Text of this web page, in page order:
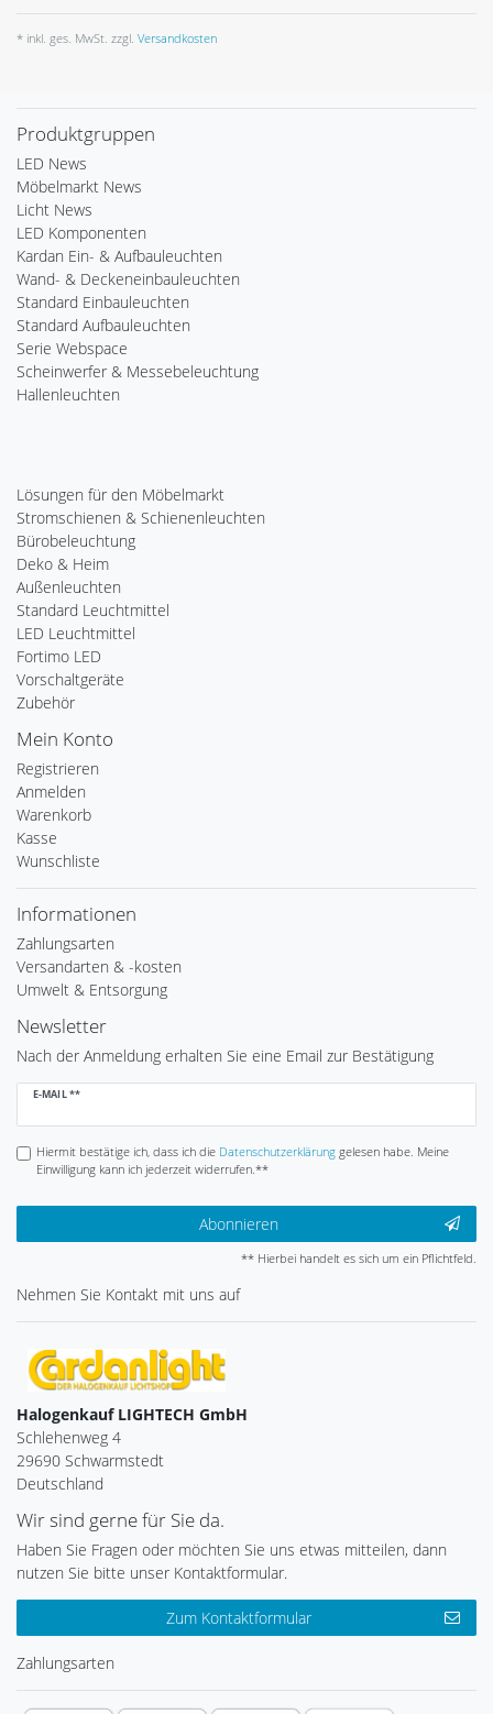
* inkl. ges. MwSt. zzgl. Versandkosten
Produktgruppen
LED News
Möbelmarkt News
Licht News
LED Komponenten
Kardan Ein- & Aufbauleuchten
Wand- & Deckeneinbauleuchten
Standard Einbauleuchten
Standard Aufbauleuchten
Serie Webspace
Scheinwerfer & Messebeleuchtung
Hallenleuchten
Lösungen für den Möbelmarkt
Stromschienen & Schienenleuchten
Bürobeleuchtung
Deko & Heim
Außenleuchten
Standard Leuchtmittel
LED Leuchtmittel
Fortimo LED
Vorschaltgeräte
Zubehör
Mein Konto
Registrieren
Anmelden
Warenkorb
Kasse
Wunschliste
Informationen
Zahlungsarten
Versandarten & -kosten
Umwelt & Entsorgung
Newsletter
Nach der Anmeldung erhalten Sie eine Email zur Bestätigung
E-MAIL **
Newsletter
Hiermit bestätige ich, dass ich die Daten­schutz­erklärunggelesen habe. Meine
Einwilligung kann ich jederzeit widerrufen.**
Abonnieren
** Hierbei handelt es sich um ein Pflichtfeld.
Nehmen Sie Kontakt mit uns auf
Halogenkauf LIGHTECH GmbH
Schlehenweg 4
29690 Schwarmstedt
Deutschland
Wir sind gerne für Sie da.
Haben Sie Fragen oder möchten Sie uns etwas mitteilen, dann
nutzen Sie bitte unser Kontaktformular.
Zum Kontaktformular
Zahlungsarten